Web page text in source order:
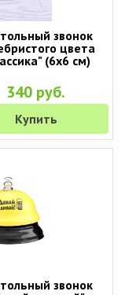
звонок
цвета
(6х6 см)
340 руб.
Купить
звонок